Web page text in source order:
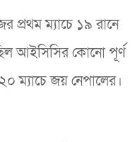
প্রথম ম্যাচে ১৯ রানে
আইসিসির কোনো পূর্ণ
ম্যাচে জয় নেপালের।